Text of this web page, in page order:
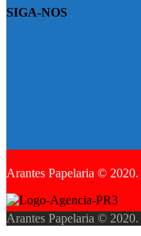
SIGA-NOS
Arantes Papelaria ©
Arantes Papelaria ©